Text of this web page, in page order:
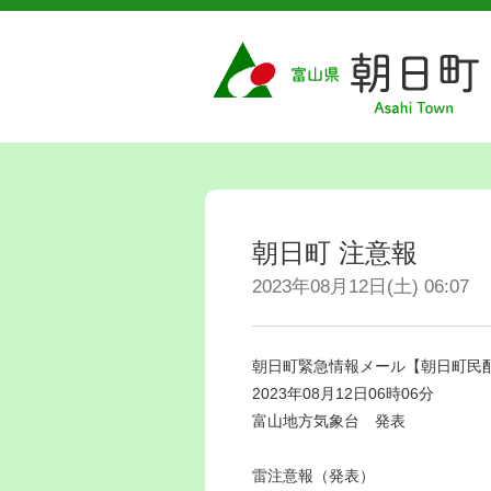
朝日町 注意報
2023年08月12日(土) 06:07
朝日町緊急情報メール【朝日町民
2023年08月12日06時06分
富山地方気象台 発表
雷注意報（発表）